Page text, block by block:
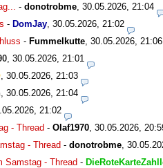
- donotrobme 30.05.2026, 21:04
- DomJay 30.05.2026, 21:02
- Fummelkutte 30.05.2026, 21:06
30.05.2026, 21:01
30.05.2026, 21:03
30.05.2026, 21:04
21:02
- Thread - Olaf1970 30.05.2026,
- Thread - donotrobme
Samstag - Thread -